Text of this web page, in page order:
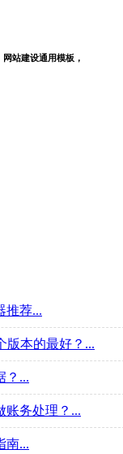
站建设通用模板，
推荐...
版本的最好？...
？...
账务处理？...
南...